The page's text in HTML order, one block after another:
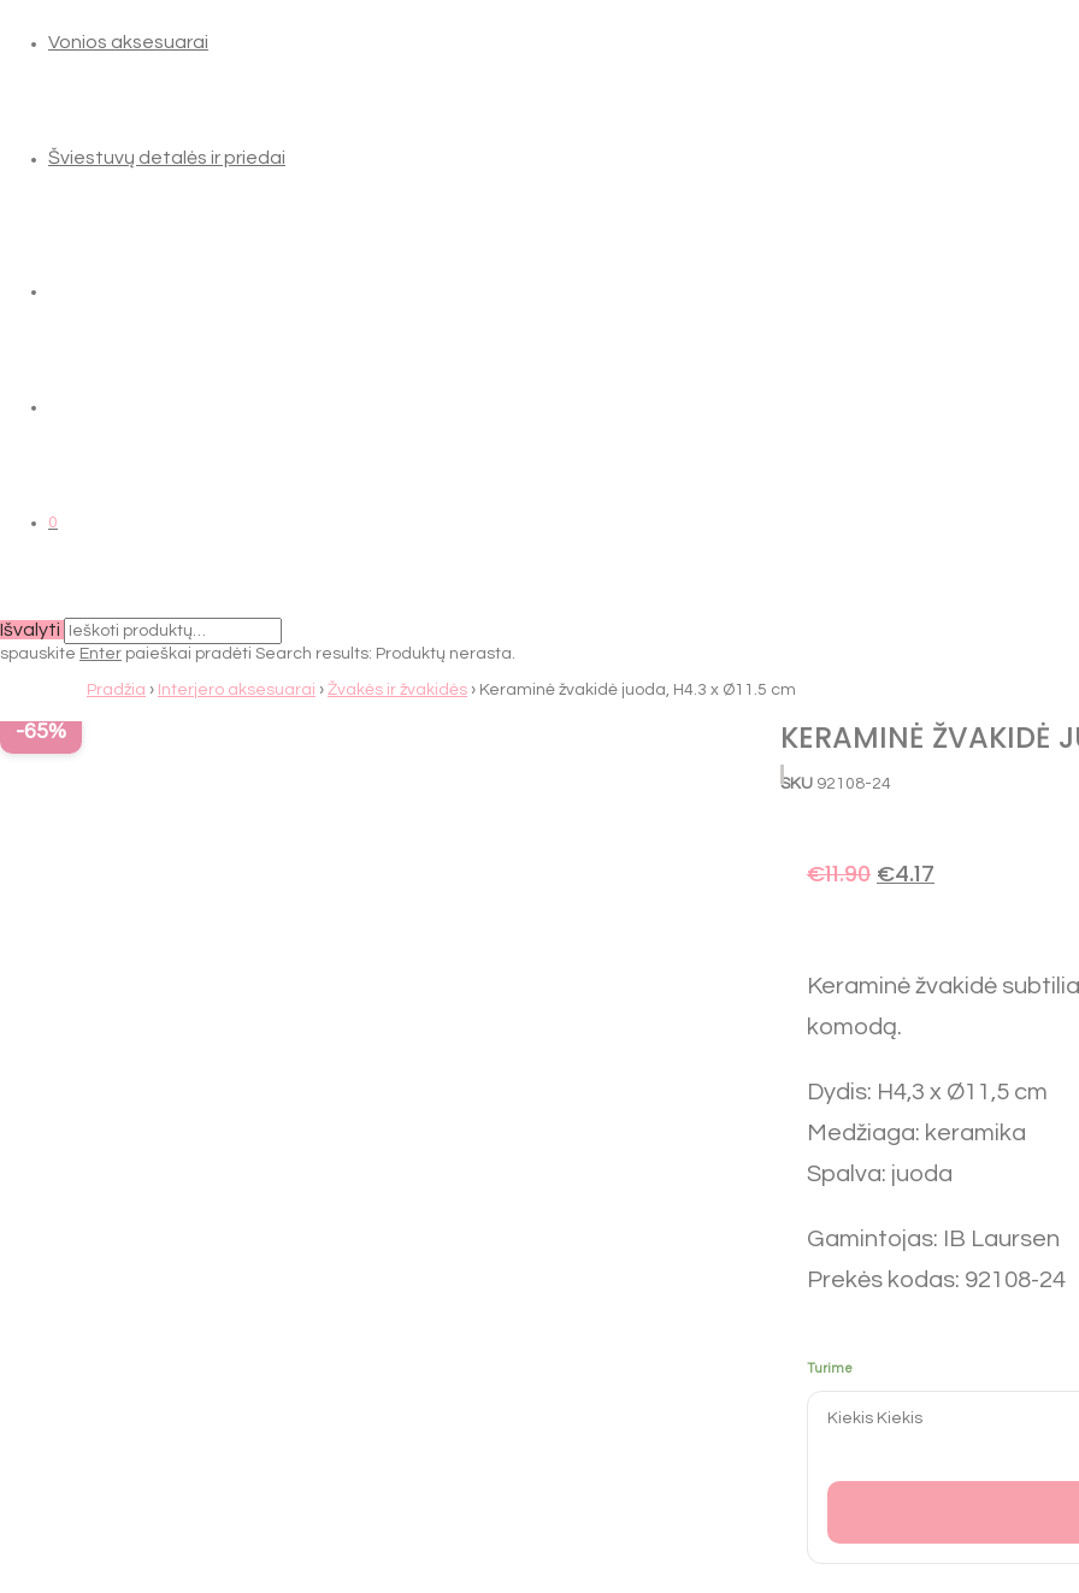
Vonios aksesuarai
Šviestuvų detalės ir priedai
0
Išvalyti
spauskite Enter paieškai pradėti Search results: Produktų nerasta.
Pradžia › Interjero aksesuarai › Žvakės ir žvakidės › Keraminė žvakidė juoda, H4.3 x Ø11.5 cm
-65% KERAMINĖ ŽVAKIDĖ
SKU 92108-24
€11.90 €4.17
Keraminė žvakidė
komodą.
Dydis: H4,3 x Ø11,5 cm
Medžiaga: keramika
Spalva: juoda
Gamintojas: IB Laursen
Prekės kodas: 92108-24
Turime
Kiekis Kiekis